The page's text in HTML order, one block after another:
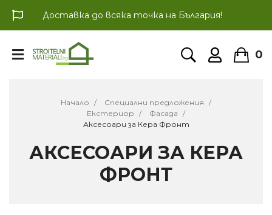
Доставка до всяка точка на България!
0
Начало
Специални предложения
Екстериор
Фасада
Аксесоари за Кера Фронт
АКСЕСОАРИ ЗА КЕРА
ФРОНТ